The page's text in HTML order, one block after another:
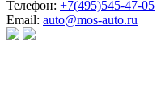
Телефон: +7(495)545-47-05
Email: auto@mos-auto.ru